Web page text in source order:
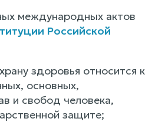
международных актов
Российской
здоровья относится к
основных,
и свобод человека,
защите;